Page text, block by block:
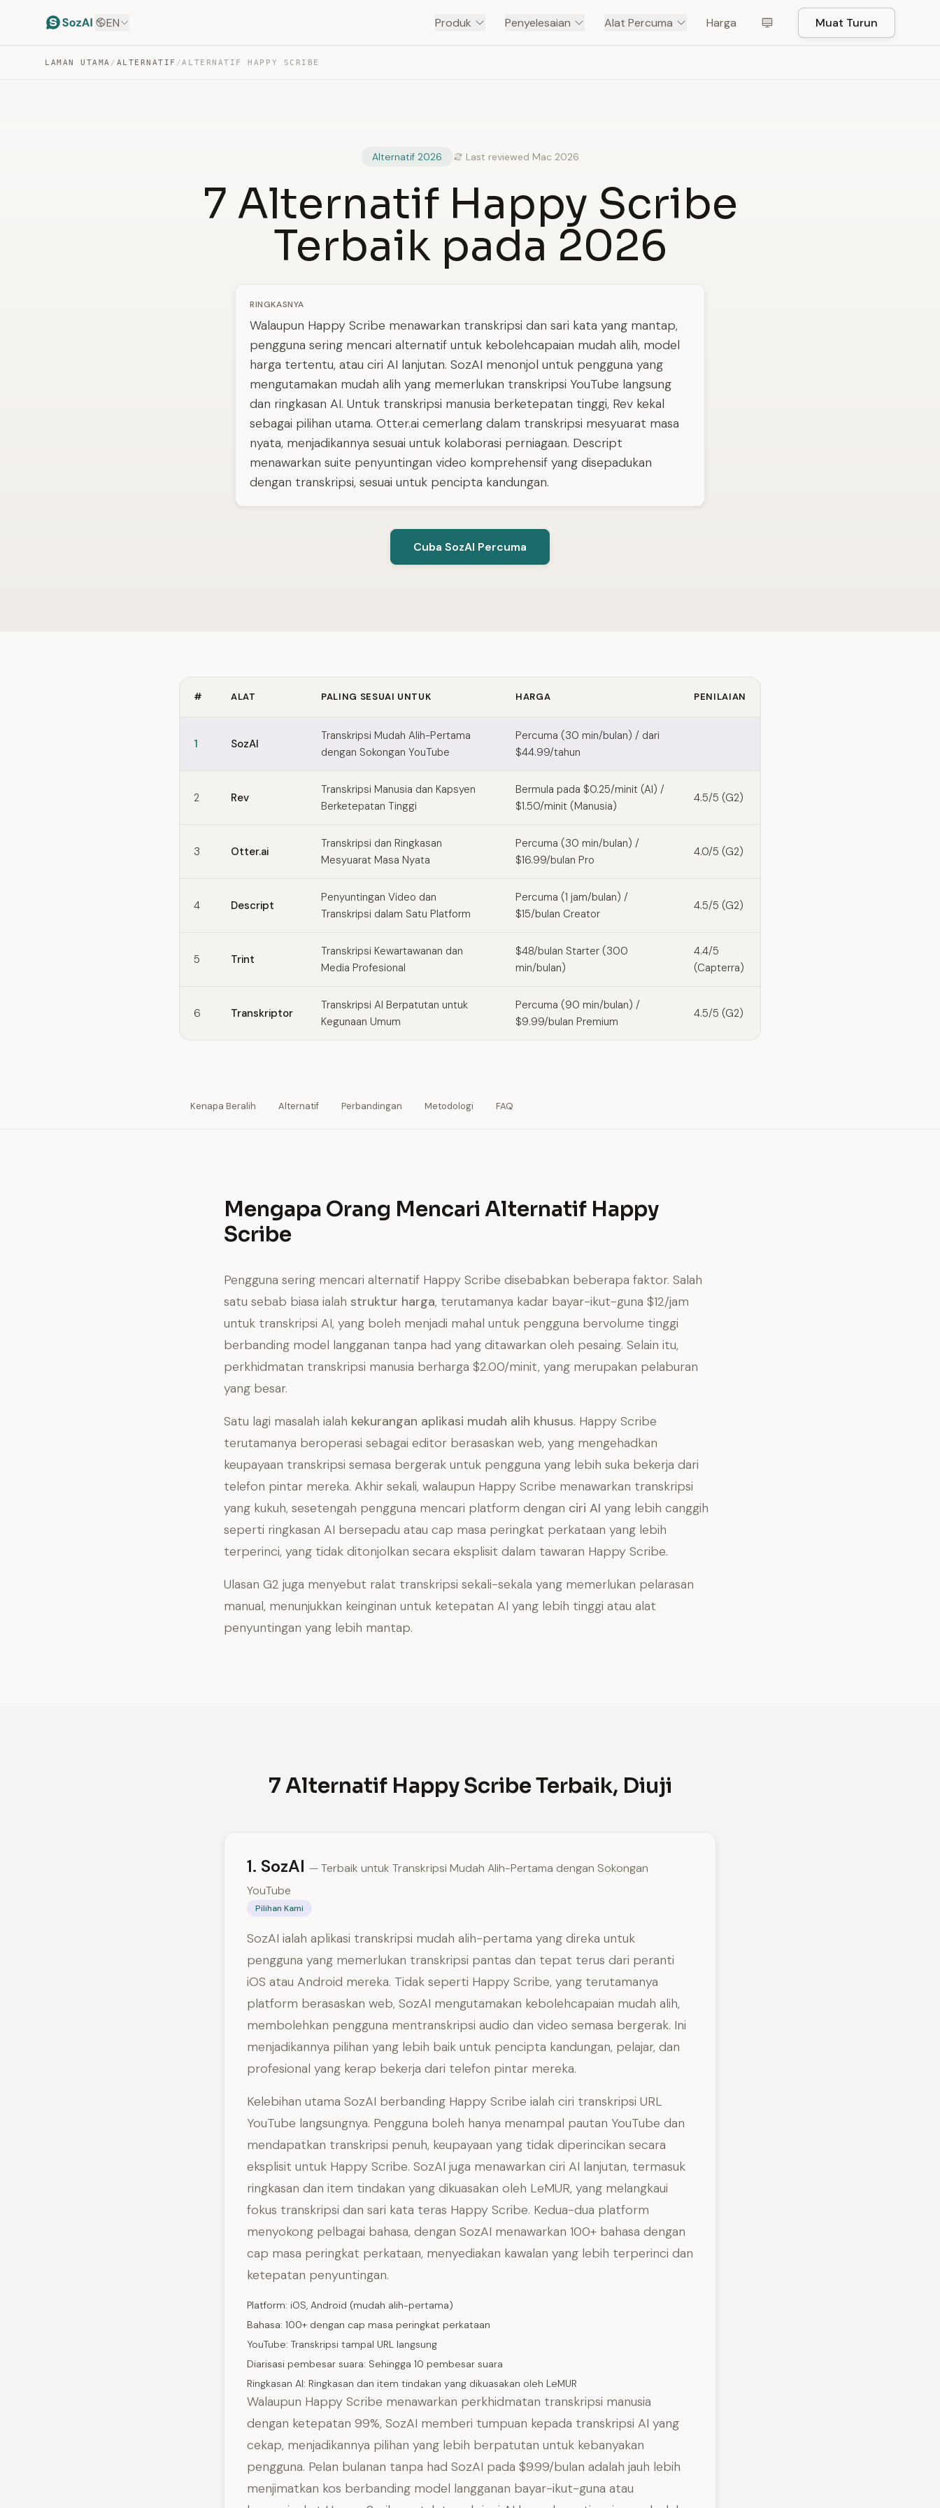
EN Produk Penyelesaian Alat Percuma Harga Muat Turun
LAMAN UTAMA / ALTERNATIF /ALTERNATIF HAPPY SCRIBE
Alternatif 2026 Last reviewed Mac 2026
7 Alternatif Happy Scribe
Terbaik pada 2026
RINGKASNYA
Walaupun Happy Scribe menawarkan transkripsi dan sari kata yang mantap,
pengguna sering mencari alternatif untuk kebolehcapaian mudah alih, model
harga tertentu, atau ciri AI lanjutan. SozAI menonjol untuk pengguna yang
mengutamakan mudah alih yang memerlukan transkripsi YouTube langsung
dan ringkasan AI. Untuk transkripsi manusia berketepatan tinggi, Rev kekal
sebagai pilihan utama. Otter.ai cemerlang dalam transkripsi mesyuarat masa
nyata, menjadikannya sesuai untuk kolaborasi perniagaan. Descript
menawarkan suite penyuntingan video komprehensif yang disepadukan
dengan transkripsi, sesuai untuk pencipta kandungan.
Cuba SozAI Percuma
# ALAT PALING SESUAI UNTUK HARGA PENILAIAN
1 SozAI
Transkripsi Mudah Alih-Pertama
dengan Sokongan YouTube
Percuma (30 min/bulan) / dari
$44.99/tahun
2 Rev
Transkripsi Manusia dan Kapsyen
Berketepatan Tinggi
Bermula pada $0.25/minit (AI) /
$1.50/minit (Manusia)
4.5/5 (G2)
3 Otter.ai
Transkripsi dan Ringkasan
Mesyuarat Masa Nyata
Percuma (30 min/bulan) /
$16.99/bulan Pro
4.0/5 (G2)
4 Descript
Penyuntingan Video dan
Transkripsi dalam Satu Platform
Percuma (1 jam/bulan) /
$15/bulan Creator
4.5/5 (G2)
5 Trint
Transkripsi Kewartawanan dan
Media Profesional
$48/bulan Starter (300
min/bulan)
4.4/5
(Capterra)
6 Transkriptor
Transkripsi AI Berpatutan untuk
Kegunaan Umum
Percuma (90 min/bulan) /
$9.99/bulan Premium
4.5/5 (G2)
Kenapa Beralih Alternatif Perbandingan Metodologi FAQ
Mengapa Orang Mencari Alternatif Happy
Scribe
Pengguna sering mencari alternatif Happy Scribe disebabkan beberapa faktor. Salah
satu sebab biasa ialah struktur harga, terutamanya kadar bayar-ikut-guna $12/jam
untuk transkripsi AI, yang boleh menjadi mahal untuk pengguna bervolume tinggi
berbanding model langganan tanpa had yang ditawarkan oleh pesaing. Selain itu,
perkhidmatan transkripsi manusia berharga $2.00/minit, yang merupakan pelaburan
yang besar.
Satu lagi masalah ialah kekurangan aplikasi mudah alih khusus. Happy Scribe
terutamanya beroperasi sebagai editor berasaskan web, yang mengehadkan
keupayaan transkripsi semasa bergerak untuk pengguna yang lebih suka bekerja dari
telefon pintar mereka. Akhir sekali, walaupun Happy Scribe menawarkan transkripsi
yang kukuh, sesetengah pengguna mencari platform dengan ciri AI yang lebih canggih
seperti ringkasan AI bersepadu atau cap masa peringkat perkataan yang lebih
terperinci, yang tidak ditonjolkan secara eksplisit dalam tawaran Happy Scribe.
Ulasan G2 juga menyebut ralat transkripsi sekali-sekala yang memerlukan pelarasan
manual, menunjukkan keinginan untuk ketepatan AI yang lebih tinggi atau alat
penyuntingan yang lebih mantap.
7 Alternatif Happy Scribe Terbaik, Diuji
1. SozAI — Terbaik untuk Transkripsi Mudah Alih-Pertama dengan Sokongan
YouTube
Pilihan Kami
SozAI ialah aplikasi transkripsi mudah alih-pertama yang direka untuk
pengguna yang memerlukan transkripsi pantas dan tepat terus dari peranti
iOS atau Android mereka. Tidak seperti Happy Scribe, yang terutamanya
platform berasaskan web, SozAI mengutamakan kebolehcapaian mudah alih,
membolehkan pengguna mentranskripsi audio dan video semasa bergerak. Ini
menjadikannya pilihan yang lebih baik untuk pencipta kandungan, pelajar, dan
profesional yang kerap bekerja dari telefon pintar mereka.
Kelebihan utama SozAI berbanding Happy Scribe ialah ciri transkripsi URL
YouTube langsungnya. Pengguna boleh hanya menampal pautan YouTube dan
mendapatkan transkripsi penuh, keupayaan yang tidak diperincikan secara
eksplisit untuk Happy Scribe. SozAI juga menawarkan ciri AI lanjutan, termasuk
ringkasan dan item tindakan yang dikuasakan oleh LeMUR, yang melangkaui
fokus transkripsi dan sari kata teras Happy Scribe. Kedua-dua platform
menyokong pelbagai bahasa, dengan SozAI menawarkan 100+ bahasa dengan
cap masa peringkat perkataan, menyediakan kawalan yang lebih terperinci dan
ketepatan penyuntingan.
Platform: iOS, Android (mudah alih-pertama)
Bahasa: 100+ dengan cap masa peringkat perkataan
YouTube: Transkripsi tampal URL langsung
Diarisasi pembesar suara: Sehingga 10 pembesar suara
Ringkasan AI: Ringkasan dan item tindakan yang dikuasakan oleh LeMUR
Walaupun Happy Scribe menawarkan perkhidmatan transkripsi manusia
dengan ketepatan 99%, SozAI memberi tumpuan kepada transkripsi AI yang
cekap, menjadikannya pilihan yang lebih berpatutan untuk kebanyakan
pengguna. Pelan bulanan tanpa had SozAI pada $9.99/bulan adalah jauh lebih
menjimatkan kos berbanding model langganan bayar-ikut-guna atau